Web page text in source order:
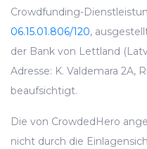
Crowdfunding-
06.15.01.806/120,
der Bank von Lettland
Adresse: K. Valdemara 2A,
beaufsichtigt.
Die von CrowdedHero
nicht durch die